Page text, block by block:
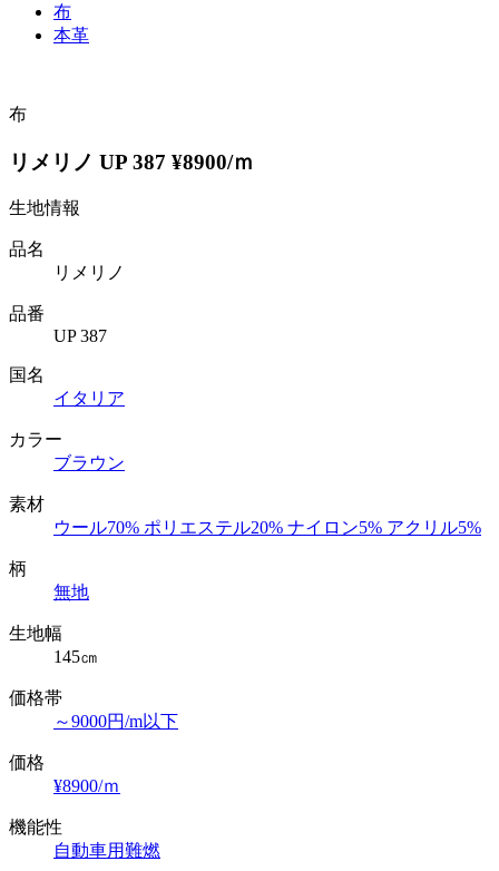
布
本革
布
リメリノ UP 387 ¥8900/ｍ
生地情報
品名
リメリノ
品番
UP 387
国名
イタリア
カラー
ブラウン
素材
ウール70% ポリエステル20% ナイロン5% アクリル5%
柄
無地
生地幅
145㎝
価格帯
～9000円/m以下
価格
¥8900/ｍ
機能性
自動車用難燃